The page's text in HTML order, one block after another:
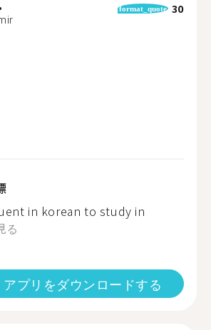
format_quote 30
in korean to study in
る
アプリをダウンロードする